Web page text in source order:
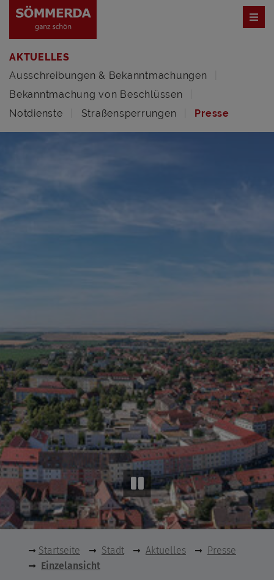
AKTUELLES
Ausschreibungen & Bekanntmachungen
Bekanntmachung von Beschlüssen
Notdienste
Straßensperrungen Presse
Startseite Stadt Aktuelles
Presse
Einzelansicht